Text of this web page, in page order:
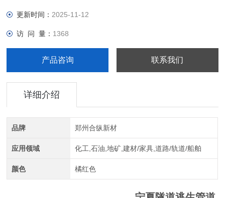
更新时间： 2025-11-12
访 问 量： 1368
产品咨询 联系我们
详细介绍
品牌 郑州合纵新材
应用领域 化工,石油,地矿,建材/家具,道路/轨道/船舶
颜色 橘红色